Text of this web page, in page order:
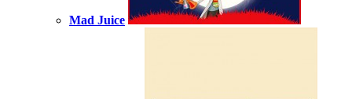
Mad Juice